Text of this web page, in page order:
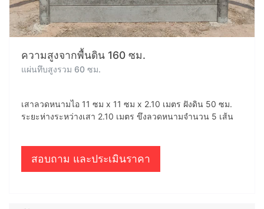
ความสูงจากพื้นดิน 160 ซม.
แผ่นทึบสูงรวม 60 ซม.
เสาลวดหนามไอ 11 ซม x 11 ซม x 2.10 เมตร ฝังดิน 50 ซม.
ระยะห่างระหว่างเสา 2.10 เมตร ขึงลวดหนามจำนวน 5 เส้น
สอบถาม และประเมินราคา